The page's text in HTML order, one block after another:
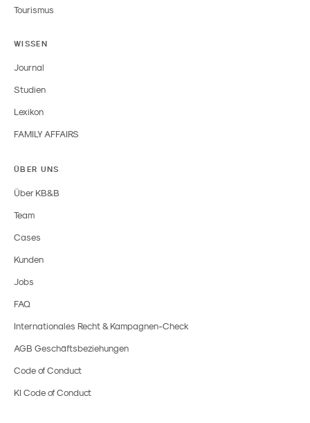
Tourismus
WISSEN
Journal
Studien
Lexikon
FAMILY AFFAIRS
ÜBER UNS
Über KB&B
Team
Cases
Kunden
Jobs
FAQ
Internationales Recht & Kampagnen-Check
AGB Geschäftsbeziehungen
Code of Conduct
KI Code of Conduct